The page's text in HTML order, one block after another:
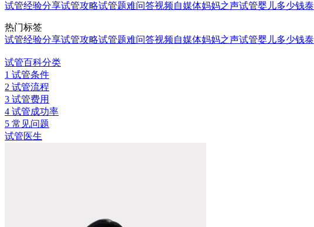
试管经验分享试管攻略试管题难问答视频自媒体妈妈之声试管婴儿多少钱
热门标签
试管经验分享试管攻略试管题难问答视频自媒体妈妈之声试管婴儿多少钱
试管百科分类
1 试管条件
2 试管流程
3 试管费用
4 试管成功率
5 常见问题
试管医生